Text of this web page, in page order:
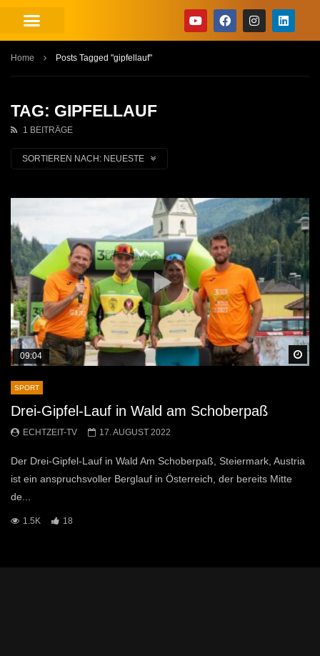
Home Posts Tagged "gipfellauf"
TAG: GIPFELLAUF
1 BEITRÄGE
SORTIEREN NACH: NEUESTE
09:04
SPORT
Drei-Gipfel-Lauf in Wald am Schoberpaß
ECHTZEIT-TV 17. AUGUST 2022
Der Drei-Gipfel-Lauf in Wald Am Schoberpaß, Steiermark, Austria
ist ein anspruchsvoller Berglauf in Österreich, der bereits Mitte
de...
1.5K 18